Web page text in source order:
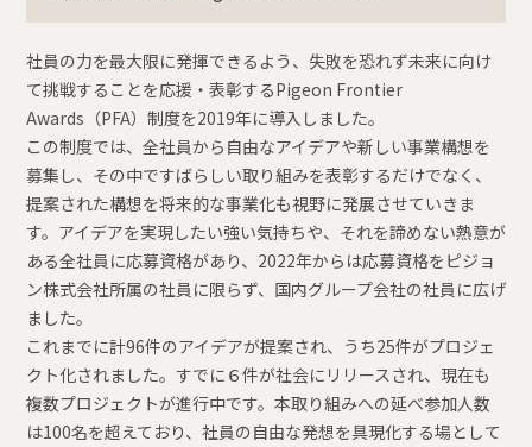
社員の力を最大限に発揮できるよう、失敗を恐れず未来に向け
て挑戦することを応援・表彰するPigeon Frontier
Awards（PFA）制度を2019年に導入しました。
この制度では、全社員から自由なアイデアや新しい事業構想を
募集し、その中ですばらしい取り組みを表彰するだけでなく、
提案された構想を将来的な事業化も視野に発展させていきま
す。アイデアを実現したい強い気持ちや、それを諦めない熱意が
ある全社員に応募資格があり、2022年からは応募資格をピジョ
ン株式会社所属の社員に限らず、国内グループ会社の社員に広げ
ました。
これまでに計96件のアイデアが提案され、うち25件がプロジェ
クト化されました。すでに６件が社会にリリースされ、現在も
複数プロジェクトが進行中です。本取り組みへの延べ参加人数
は100名を超えており、社員の自由な発想を具現化する場として